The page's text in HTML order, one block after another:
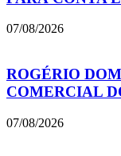
07/08/2026
ROGÉRIO
COMERCIAL
07/08/2026